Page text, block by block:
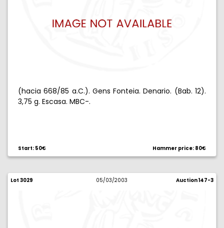
(hacia 668/85 a.C.). Gens Fonteia. Denario. (Bab. 12).
3,75 g. Escasa. MBC-.
Start: 50€ Hammer price: 80€
Lot 3029 05/03/2003 Auction 147-3